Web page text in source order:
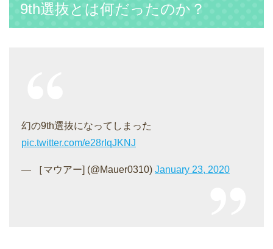
9th選抜とは何だったのか？
幻の9th選抜になってしまった
pic.twitter.com/e28rIqJKNJ
— ［マウアー] (@Mauer0310) January 23, 2020